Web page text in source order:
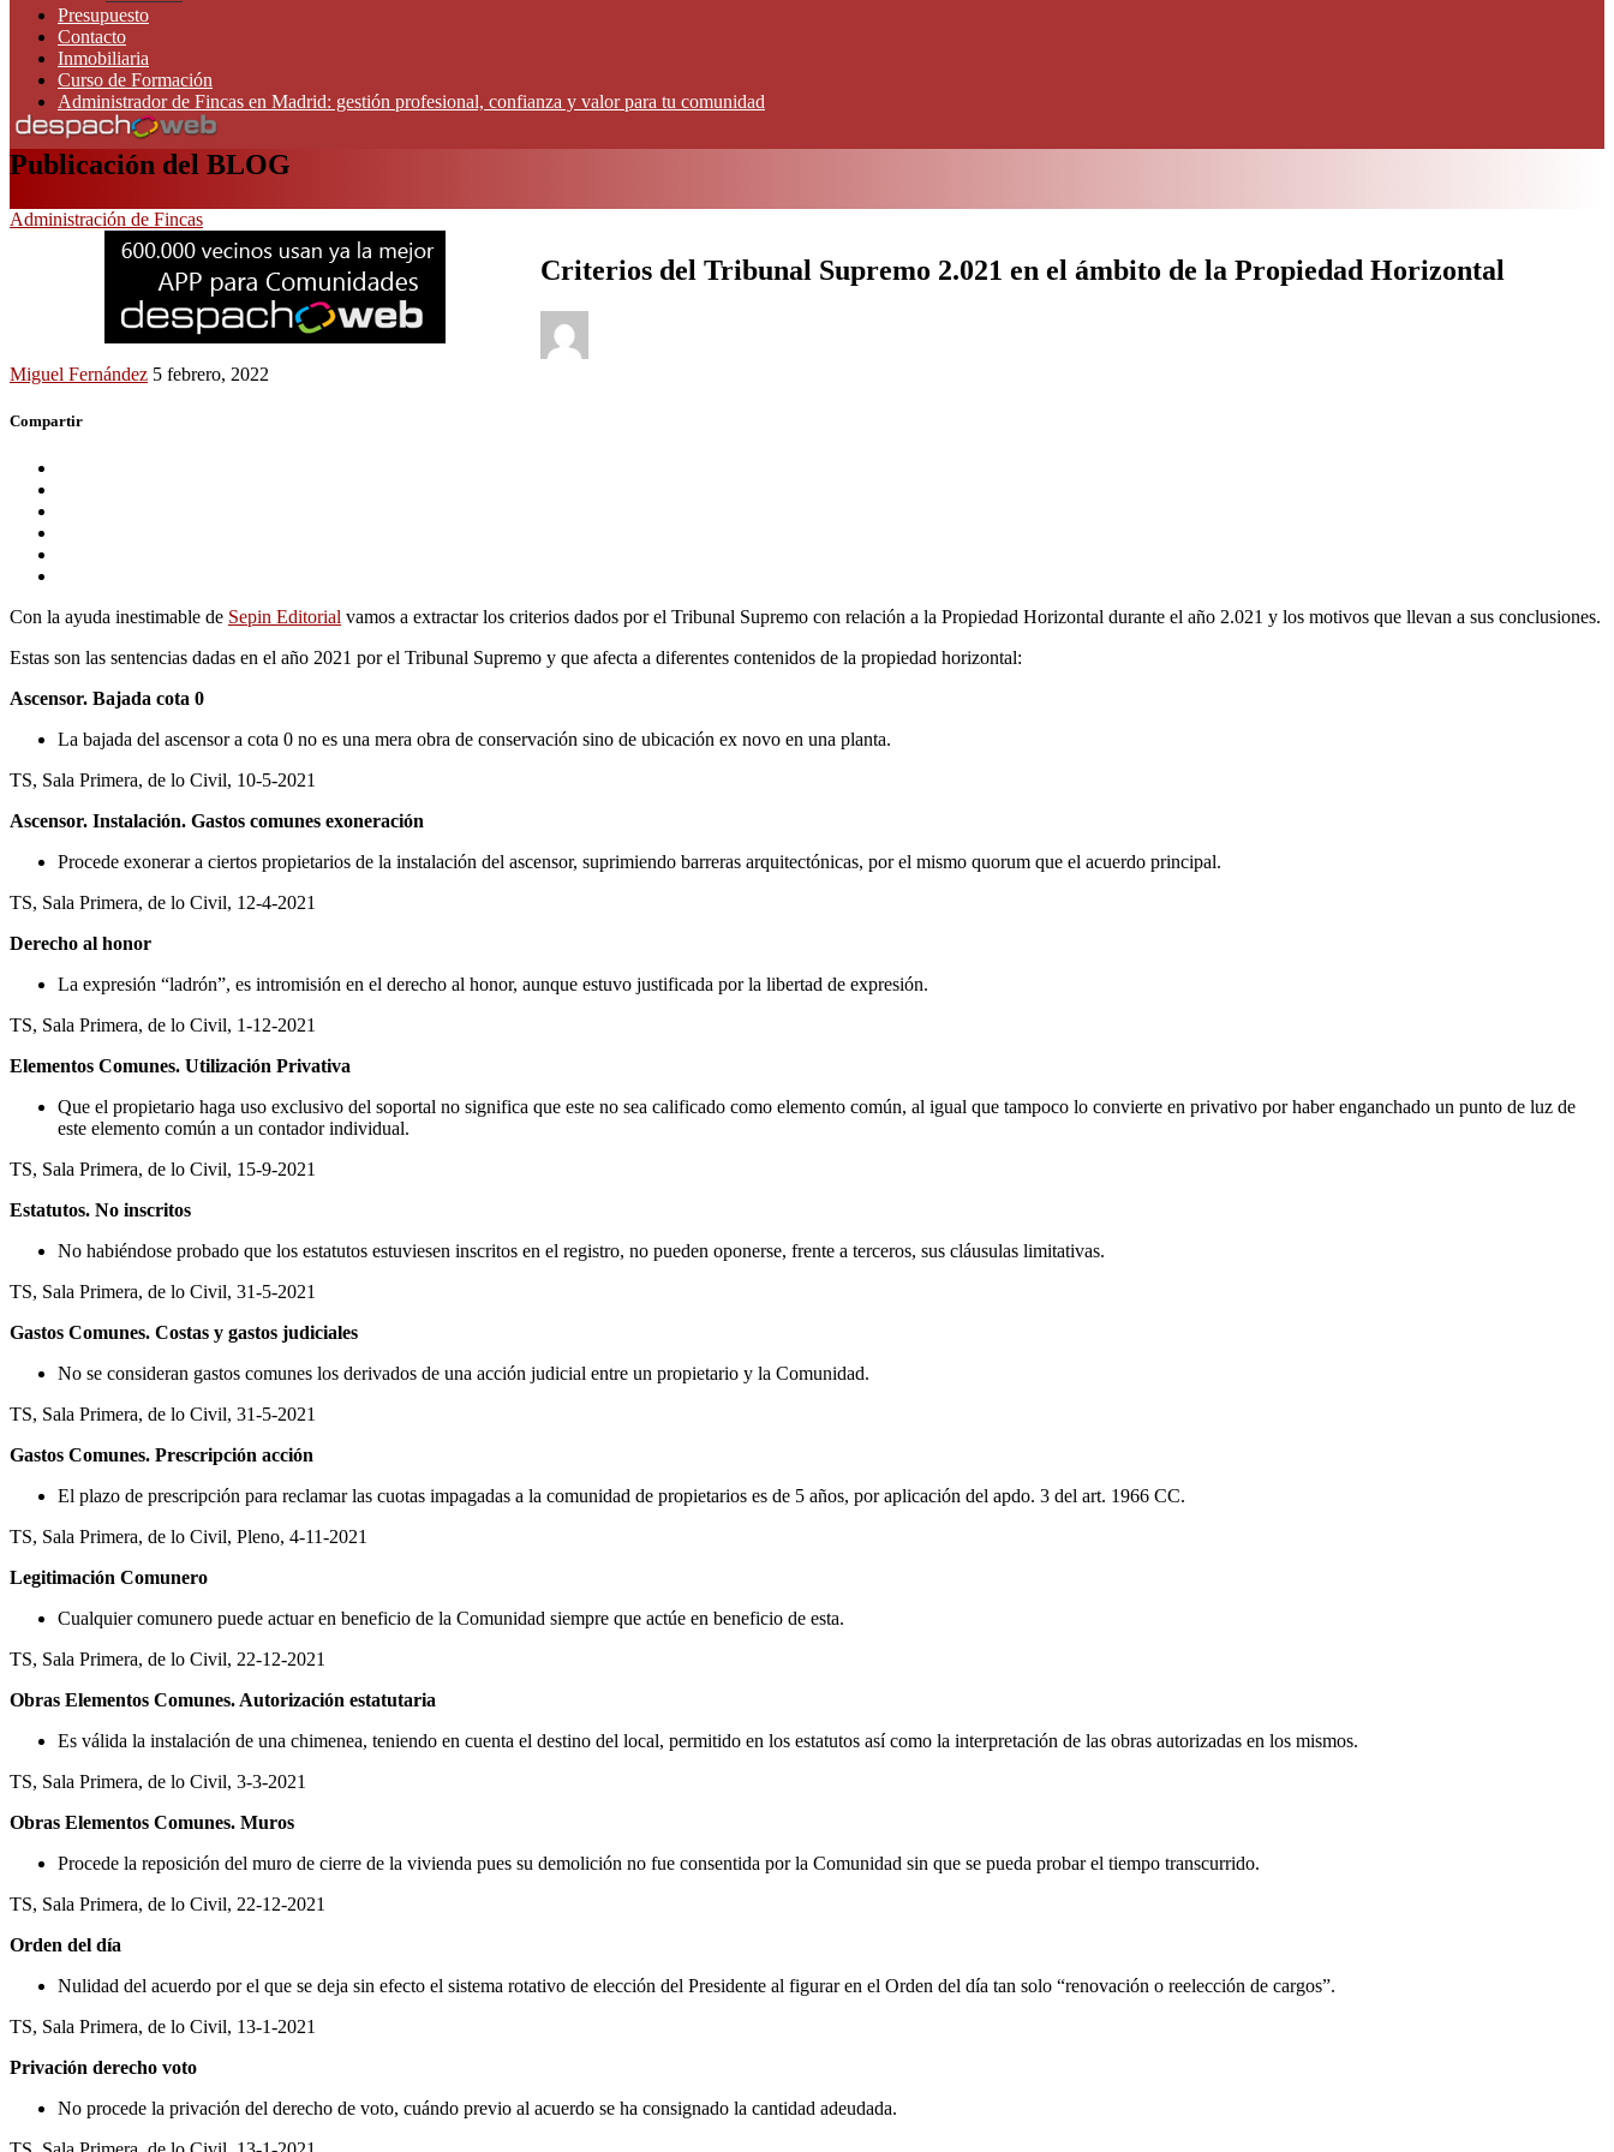
Presupuesto
Contacto
Inmobiliaria
Curso de Formación
Administrador de Fincas en Madrid: gestión profesional, confianza y valor para tu comunidad
Publicación del BLOG
Administración de Fincas
Criterios del Tribunal Supremo 2.021 en el ámbito de la Propiedad Horizontal
Miguel Fernández 5 febrero, 2022
Compartir
Con la ayuda inestimable de Sepin Editorial vamos a extractar los criterios dados por el Tribunal Supremo con relación a la Propiedad Horizontal durante el año 2.021 y los motivos que llevan a sus conclusiones.
Estas son las sentencias dadas en el año 2021 por el Tribunal Supremo y que afecta a diferentes contenidos de la propiedad horizontal:
Ascensor. Bajada cota 0
La bajada del ascensor a cota 0 no es una mera obra de conservación sino de ubicación ex novo en una planta.
TS, Sala Primera, de lo Civil, 10-5-2021
Ascensor. Instalación. Gastos comunes exoneración
Procede exonerar a ciertos propietarios de la instalación del ascensor, suprimiendo barreras arquitectónicas, por el mismo quorum que el acuerdo principal.
TS, Sala Primera, de lo Civil, 12-4-2021
Derecho al honor
La expresión “ladrón”, es intromisión en el derecho al honor, aunque estuvo justificada por la libertad de expresión.
TS, Sala Primera, de lo Civil, 1-12-2021
Elementos Comunes. Utilización Privativa
Que el propietario haga uso exclusivo del soportal no significa que este no sea calificado como elemento común, al igual que tampoco lo convierte en privativo por haber enganchado un punto de luz de
este elemento común a un contador individual.
TS, Sala Primera, de lo Civil, 15-9-2021
Estatutos. No inscritos
No habiéndose probado que los estatutos estuviesen inscritos en el registro, no pueden oponerse, frente a terceros, sus cláusulas limitativas.
TS, Sala Primera, de lo Civil, 31-5-2021
Gastos Comunes. Costas y gastos judiciales
No se consideran gastos comunes los derivados de una acción judicial entre un propietario y la Comunidad.
TS, Sala Primera, de lo Civil, 31-5-2021
Gastos Comunes. Prescripción acción
El plazo de prescripción para reclamar las cuotas impagadas a la comunidad de propietarios es de 5 años, por aplicación del apdo. 3 del art. 1966 CC.
TS, Sala Primera, de lo Civil, Pleno, 4-11-2021
Legitimación Comunero
Cualquier comunero puede actuar en beneficio de la Comunidad siempre que actúe en beneficio de esta.
TS, Sala Primera, de lo Civil, 22-12-2021
Obras Elementos Comunes. Autorización estatutaria
Es válida la instalación de una chimenea, teniendo en cuenta el destino del local, permitido en los estatutos así como la interpretación de las obras autorizadas en los mismos.
TS, Sala Primera, de lo Civil, 3-3-2021
Obras Elementos Comunes. Muros
Procede la reposición del muro de cierre de la vivienda pues su demolición no fue consentida por la Comunidad sin que se pueda probar el tiempo transcurrido.
TS, Sala Primera, de lo Civil, 22-12-2021
Orden del día
Nulidad del acuerdo por el que se deja sin efecto el sistema rotativo de elección del Presidente al figurar en el Orden del día tan solo “renovación o reelección de cargos”.
TS, Sala Primera, de lo Civil, 13-1-2021
Privación derecho voto
No procede la privación del derecho de voto, cuándo previo al acuerdo se ha consignado la cantidad adeudada.